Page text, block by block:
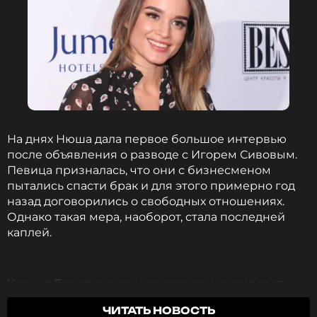
А ты занимаешься спортом?
Конечно, регулярно хожу на
тренировки!
ОТВЕТИТЬ
До конца голосования осталось 26 дней, 5 часов, 54 минуты
после развода: «Я сегодня львица»
2 года назад
На днях Нюша дала первое большое интервью
после объявления о разводе с Игорем Сивовым.
Певица призналась, что они с бизнесменом
пытались спасти брак и для этого примерно год
назад договорились о свободных отношениях.
Однако такая мера, наоборот, стала последней
каплей.
Ксения Бородина решила прокомментировать
развод Нюши. Экс-звезда «Дома-2» отметила, что
ЧИТАТЬ НОВОСТЬ